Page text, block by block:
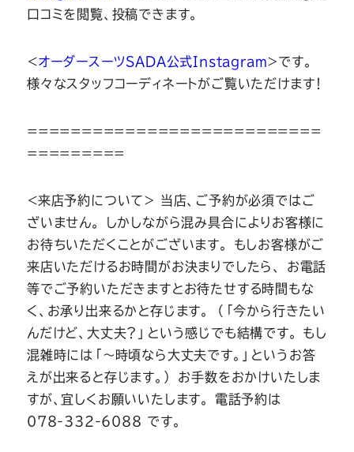
口コミを閲覧、投稿できます。
＜オーダースーツSADA公式Instagram＞です。
様々なスタッフコーディネートがご覧いただけます！
===========================
=========
＜来店予約について＞ 当店、ご予約が必須ではご
ざいません。 しかしながら混み具合によりお客様に
お待ちいただくことがございます。 もしお客様がご
来店いただけるお時間がお決まりでしたら、 お電話
等でご予約いただきますとお待たせする時間もな
く、お承り出来るかと存じます。 （「今から行きたい
んだけど、大丈夫？」という感じでも結構です。 もし
混雑時には「～時頃なら大丈夫です。」というお答
えが出来ると存じます。） お手数をおかけいたしま
すが、宜しくお願いいたします。 電話予約は
078-332-6088 です。